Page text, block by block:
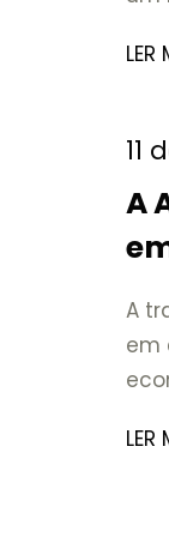
de
LER
11
A
e
A
em
LER